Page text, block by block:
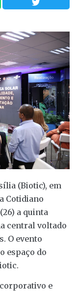
(Biotic), em
Cotidiano
a quinta
central voltado
O evento
espaço do
e